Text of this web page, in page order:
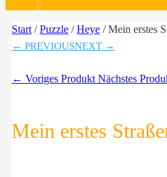
Start /Puzzle /Heye / Mein erstes
← PREVIOUSNEXT →
← Voriges Produkt Nächstes
Mein erstes